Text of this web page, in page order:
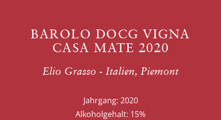
BAROLO DOCG VIGNA
CASA MATE 2020
Elio Grasso - Italien, Piemont
Jahrgang: 2020
Alkoholgehalt: 15%